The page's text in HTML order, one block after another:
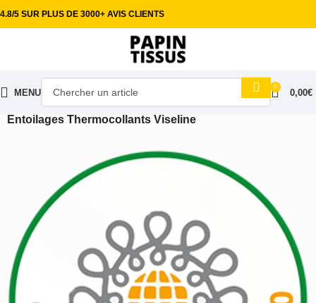
4.8/5 SUR PLUS DE 3000+ AVIS CLIENTS
MENU
0
0,00€
Entoilages Thermocollants Viseline